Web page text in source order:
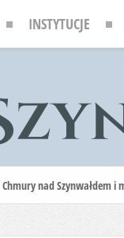
INSTYTUCJE
Chmury nad Szynwałdem i